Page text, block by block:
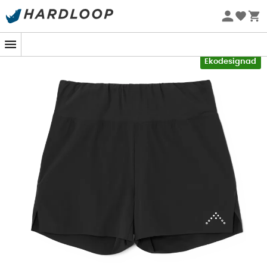
Sommarerbjudanden 🔥 -5 % EXTRA vid köp av 2 produkter*
Ekodesignad
Att stiga upp i gryningen, dra på dig dina Talus Shorts
redo att erövra den ännu sovande stigen. Dessa
trailshorts
är inte bara ett plagg;
de är din allierade vid varje steg. Med sin längd på4
(cirka 10 cm) och sitt stretchtyg
erbjuder de en
utan motstycke, så att du kan fokusera på